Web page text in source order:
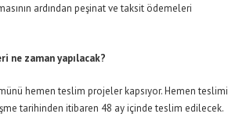
ardından peşinat ve taksit ödemeleri
ne zaman yapılacak?
hemen teslim projeler kapsıyor. Hemen teslimi
tarihinden itibaren 48 ay içinde teslim edilecek.